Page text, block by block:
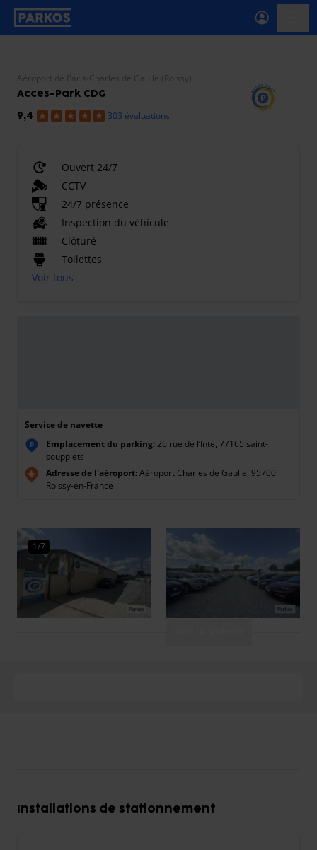
étiquette-de-navigation-principale
Aéroport de Paris-Charles de Gaulle (Roissy)
Acces-Park CDG
9,4 303 évaluations
Ouvert 24/7
CCTV
24/7 présence
Inspection du véhicule
Clôturé
Toilettes
Voir tous
Service de navette
P Emplacement du parking:26 rue de l’Inte, 77165 saint-
soupplets
Adresse de l'aéroport:Aéroport Charles de Gaulle, 95700
Roissy-en-France
1/7
Installations de stationnement